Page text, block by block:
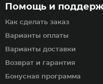
Помощь и
Как сделать заказ
Варианты оплаты
Варианты доставки
Возврат и гарантия
Бонусная программа